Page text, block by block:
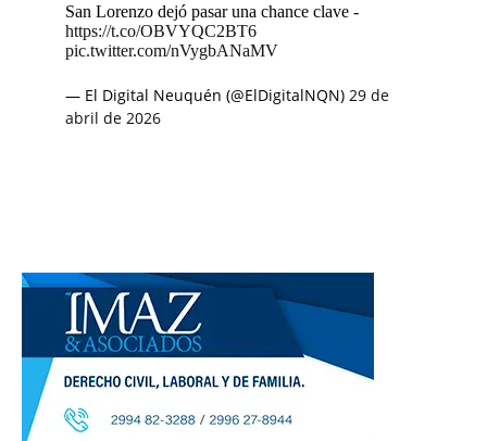
San Lorenzo dejó pasar una chance clave -
https://t.co/OBVYQC2BT6
pic.twitter.com/nVygbANaMV
— El Digital Neuquén (@ElDigitalNQN) 29 de
abril de 2026